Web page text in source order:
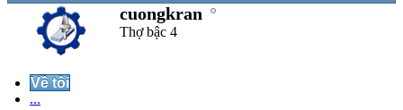
cuongkran
Thợ bậc 4
Về tôi
...